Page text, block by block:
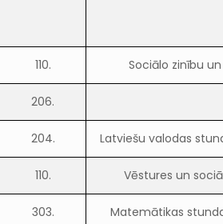
110. Sociālo zinību
206.
204. Latviešu valodas
110. Vēstures un
303. Matemātikas